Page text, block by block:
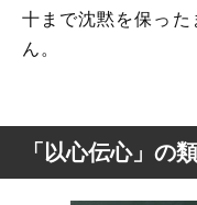
十まで沈黙を保っ
ん。
「以心伝心」の